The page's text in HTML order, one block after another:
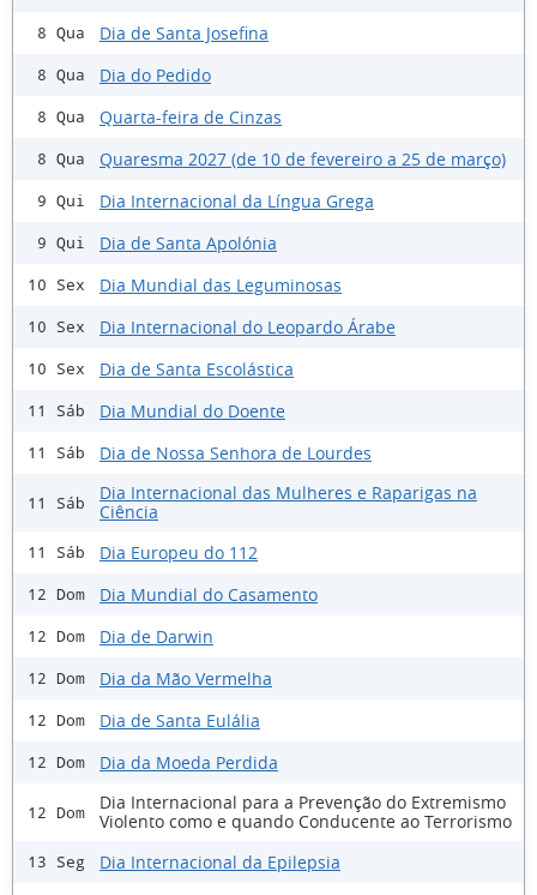
8 Qua Dia de Santa Josefina
8 Qua Dia do Pedido
8 Qua Quarta-feira de Cinzas
8 Qua Quaresma 2027 (de 10 de fevereiro a 25 de março)
9 Qui Dia Internacional da Língua Grega
9 Qui Dia de Santa Apolónia
10 Sex Dia Mundial das Leguminosas
10 Sex Dia Internacional do Leopardo Árabe
10 Sex Dia de Santa Escolástica
11 Sáb Dia Mundial do Doente
11 Sáb Dia de Nossa Senhora de Lourdes
11 Sáb
Dia Internacional das Mulheres e Raparigas na
Ciência
11 Sáb Dia Europeu do 112
12 Dom Dia Mundial do Casamento
12 Dom Dia de Darwin
12 Dom Dia da Mão Vermelha
12 Dom Dia de Santa Eulália
12 Dom Dia da Moeda Perdida
12 Dom
Dia Internacional para a Prevenção do Extremismo
Violento como e quando Conducente ao Terrorismo
13 Seg
Dia Internacional da Epilepsia